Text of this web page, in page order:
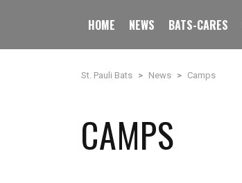
HOME NEWS BATS-CARES
St. Pauli Bats > News > Camps
CAMPS